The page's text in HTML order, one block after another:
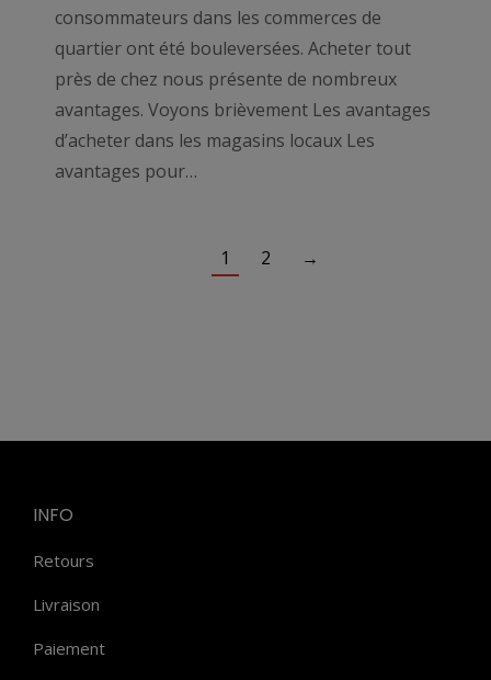
consommateurs dans les commerces de
quartier ont été bouleversées. Acheter tout
près de chez nous présente de nombreux
avantages. Voyons brièvement Les avantages
d’acheter dans les magasins locaux Les
avantages pour…
1 2 →
INFO
Retours
Livraison
Paiement